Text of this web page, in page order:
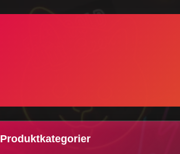
Produktkategorier